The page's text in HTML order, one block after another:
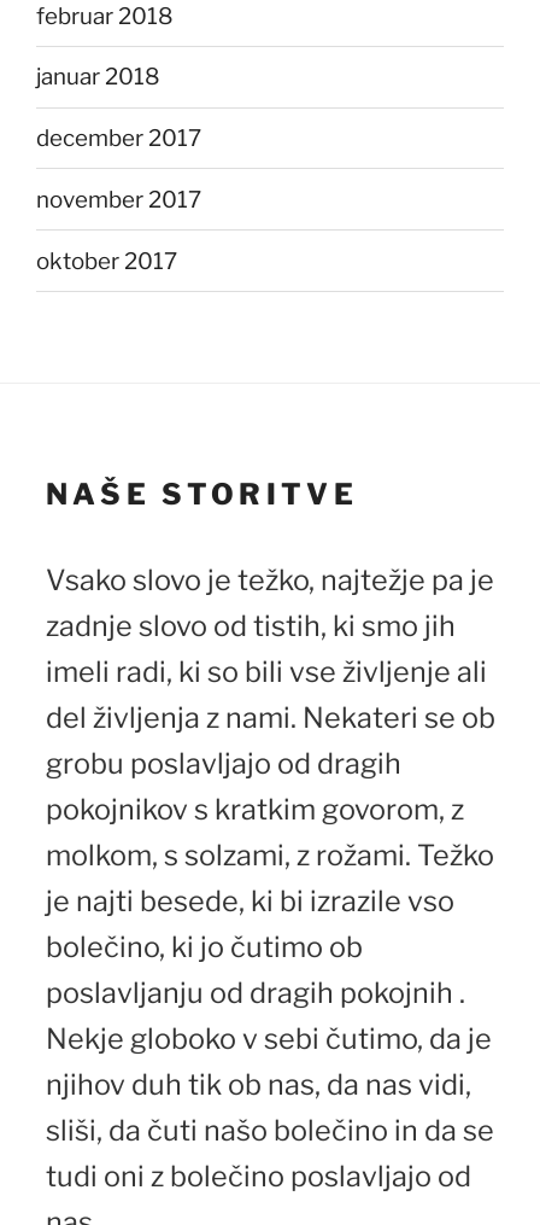
februar 2018
januar 2018
december 2017
november 2017
oktober 2017
NAŠE STORITVE
Vsako slovo je težko, najtežje pa je
zadnje slovo od tistih, ki smo jih
imeli radi, ki so bili vse življenje ali
del življenja z nami. Nekateri se ob
grobu poslavljajo od dragih
pokojnikov s kratkim govorom, z
molkom, s solzami, z rožami. Težko
je najti besede, ki bi izrazile vso
bolečino, ki jo čutimo ob
poslavljanju od dragih pokojnih .
Nekje globoko v sebi čutimo, da je
njihov duh tik ob nas, da nas vidi,
sliši, da čuti našo bolečino in da se
tudi oni z bolečino poslavljajo od